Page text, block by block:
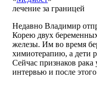
лечение за границей
Недавно Владимир
Корею двух
железы. Им во время
химиотерапию, а дети
Сейчас признаков
интервью и после